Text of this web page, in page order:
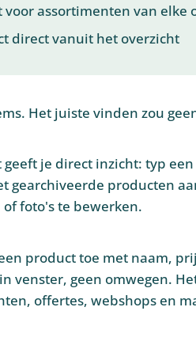
assortimenten van elke
direct vanuit het overzicht
Het juiste vinden zou
je direct inzicht: typ
gearchiveerde producten
foto's te bewerken.
product toe met naam,
venster, geen omwegen.
offertes, webshops en